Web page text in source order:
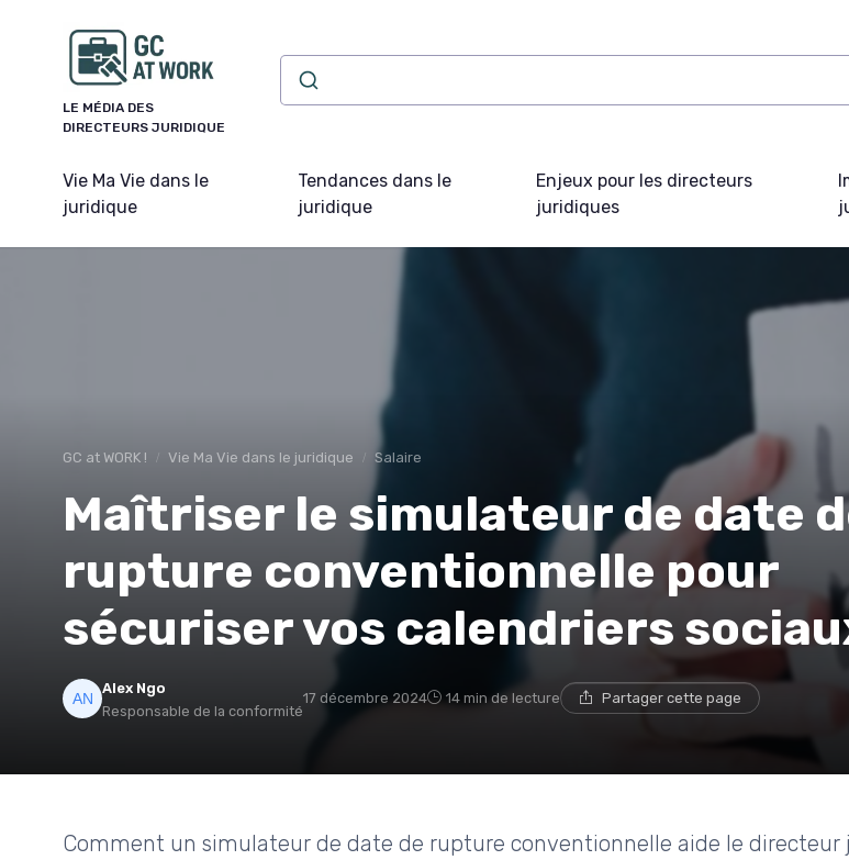
LE MÉDIA DES
DIRECTEURS JURIDIQUE
Vie Ma Vie dans le
juridique
Tendances dans le
juridique
Enjeux pour les directeurs
juridiques
GC at WORK ! Vie Ma Vie dans le juridique Salaire
Maîtriser le simulateur de date
rupture conventionnelle pour
sécuriser vos calendriers
Alex Ngo
Responsable de la conformité
17 décembre 2024 14 min de lecture Partager cette page
Comment un simulateur de date de rupture conventionnelle aide le directeur